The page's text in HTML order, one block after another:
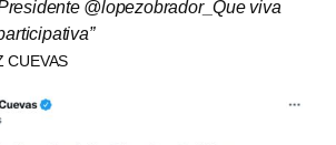
@lopezobrador_Que viva
CUEVAS